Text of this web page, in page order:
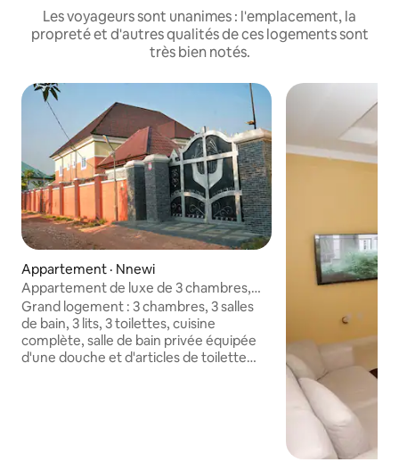
Les voyageurs sont unanimes : l'emplacement, la
propreté et d'autres qualités de ces logements sont
très bien notés.
Appartement · Nnewi
Appartement de luxe de 3 chambres,
3 salles de bain @ Oxford Villa
Grand logement : 3 chambres, 3 salles
de bain, 3 lits, 3 toilettes, cuisine
complète, salle de bain privée équipée
d'une douche et d'articles de toilette